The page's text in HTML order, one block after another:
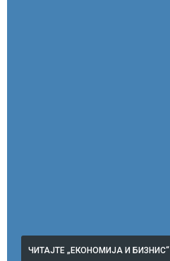
ЧИТАЈТЕ „ЕКОНОМИЈА И БИЗНИС“